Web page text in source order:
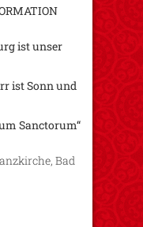
ist unser
ist Sonn und
Sanctorum“
Bad